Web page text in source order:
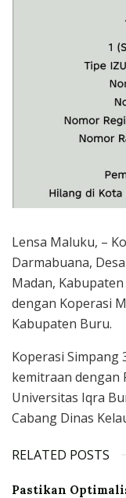
Lensa Maluku, –
Darmabuana,
Madan,
dengan Koperasi
Kabupaten Buru.
Koperasi Simpang
kemitraan dengan
Universitas Iqra
Cabang Dinas
RELATED POSTS
Pastikan